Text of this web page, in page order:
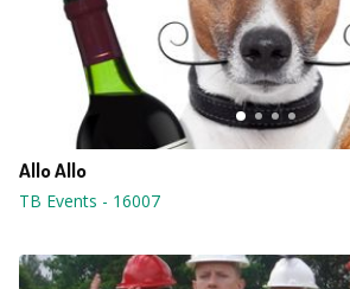
Allo Allo
TB Events - 16007